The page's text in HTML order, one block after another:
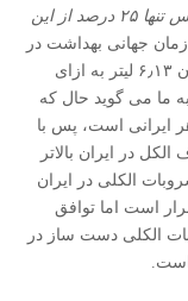
“پلیس تنها ۲۵ درصد از این
جهانی بهداشت در
سال ۲۰۰۵، آمار مصرف سرانه الکل در جهان ۶٫۱۳ لیتر به ازای
به ما می گوید حال که
۴ لیتر به ازای هر ایرانی است، پس با
در ایران بالاتر
الکلی در ایران
است اما توافق
الکلی دست ساز در